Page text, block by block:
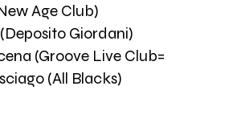
Age Club)
Giordani)
(Groove Live Club=
(All Blacks)